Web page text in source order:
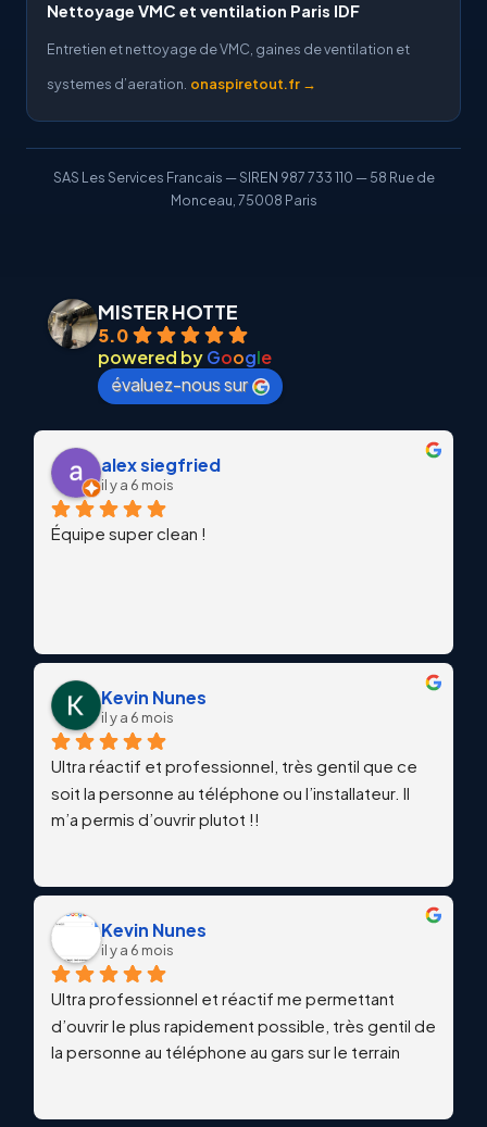
Nettoyage VMC et ventilation Paris IDF
Entretien et nettoyage de VMC, gaines de ventilation et
systemes d’aeration. onaspiretout.fr →
SAS Les Services Francais — SIREN 987 733 110 — 58 Rue de
Monceau, 75008 Paris
MISTER HOTTE
5.0
powered byGoogle
évaluez-nous sur
alex siegfried
il y a 6 mois
Équipe super clean !
Kevin Nunes
il y a 6 mois
Ultra réactif et professionnel, très gentil que ce
soit la personne au téléphone ou l’installateur. Il
m’a permis d’ouvrir plutot !!
Kevin Nunes
il y a 6 mois
Ultra professionnel et réactif me permettant
d’ouvrir le plus rapidement possible, très gentil de
la personne au téléphone au gars sur le terrain